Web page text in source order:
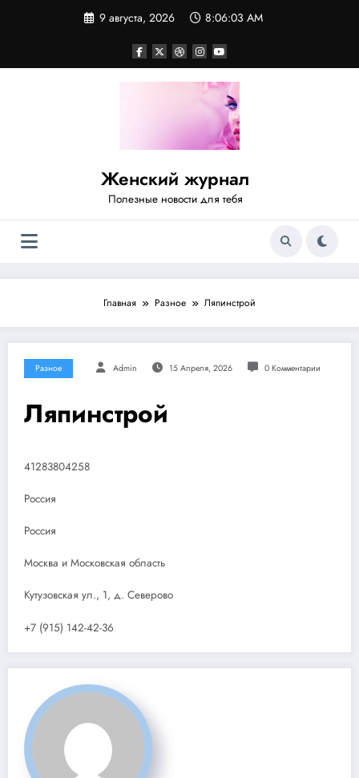
9 августа, 2026 8:06:03 AM
Женский журнал
Полезные новости для тебя
Главная Разное Ляпинстрой
Разное Admin 15 Апреля, 2026 0 Комментарии
Ляпинстрой
41283804258
Россия
Россия
Москва и Московская область
Кутузовская ул., 1, д. Северово
+7 (915) 142-42-36